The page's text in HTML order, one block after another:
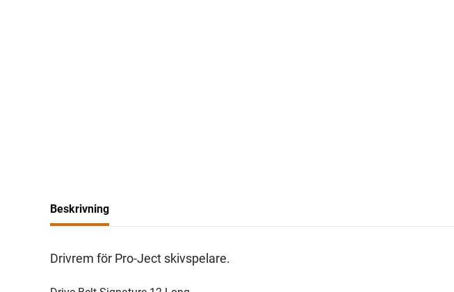
Beskrivning
Drivrem för Pro-Ject skivspelare.